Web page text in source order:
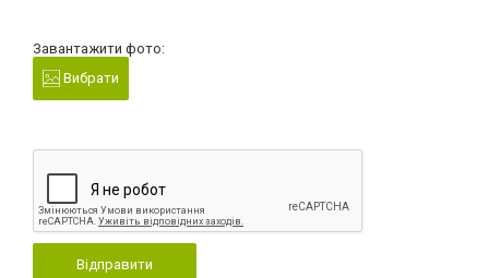
Завантажити фото:
Вибрати
Відправити